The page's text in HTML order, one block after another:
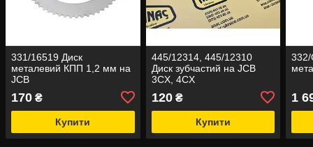
331/16519 Диск
металевий КПП 1,2 мм на
JCB
170 ₴
Купити
445/12314, 445/12310
Диск зубчастий на JCB
3CX, 4CX
120₴
Купити
332/
1